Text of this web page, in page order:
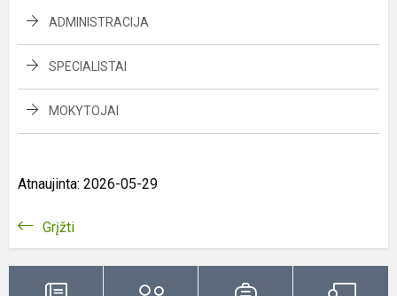
ADMINISTRACIJA
SPECIALISTAI
MOKYTOJAI
Atnaujinta: 2026-05-29
Grįžti